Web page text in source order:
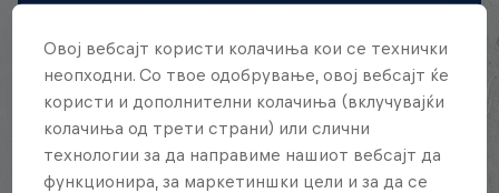
BATALLAS
Explora la Galaxia de Batalla, quién es
quién en la mayor competición de
freestyle de habla hispana.
Овој вебсајт користи колачиња кои се технички
неопходни. Со твое одобрување, овој вебсајт ќе
користи и дополнителни колачиња (вклучувајќи
колачиња од трети страни) или слични
технологии за да направиме нашиот вебсајт да
функционира, за маркетиншки цели и за да се